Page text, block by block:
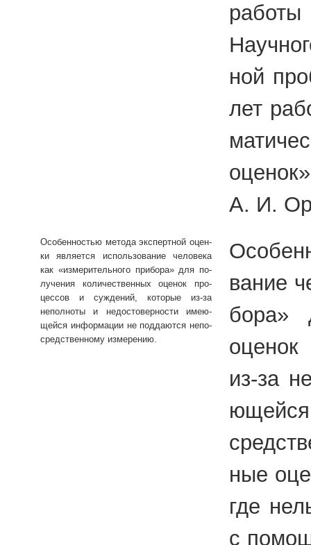
ной
лет
А. И.
Осо­бен­но­стью ме­то­да экс­перт­ной оцен­
ки яв­ля­ет­ся ис­поль­зо­ва­ние че­ло­ве­ка
как «из­ме­ри­тель­но­го при­бо­ра» для по­
лу­че­ния ко­ли­че­ствен­ных оце­нок про­
цес­сов и суж­де­ний, ко­то­рые из-за
непол­но­ты и недо­сто­вер­но­сти име­ю­
щей­ся ин­фор­ма­ции не под­да­ют­ся непо­
сред­ствен­но­му из­ме­ре­нию.
ва­ние
бо­ра»
из-за
ные
где
с